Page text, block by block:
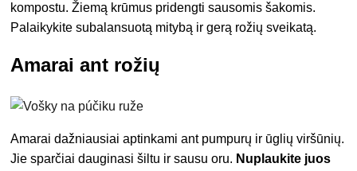
kompostu. Žiemą krūmus pridengti sausomis šakomis.
Palaikykite subalansuotą mitybą ir gerą rožių sveikatą.
Amarai ant rožių
Amarai dažniausiai aptinkami ant pumpurų ir ūglių viršūnių.
Jie sparčiai dauginasi šiltu ir sausu oru. Nuplaukite juos